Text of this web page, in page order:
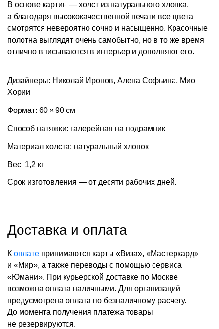
В основе картин — холст из натурального хлопка,
а благодаря высококачественной печати все цвета
смотрятся невероятно сочно и насыщенно. Красочные
полотна выглядят очень самобытно, но в то же время
отлично вписываются в интерьер и дополняют его.
Дизайнеры: Николай Иронов, Алена Софьина, Мио
Хории
Формат: 60 × 90 см
Способ натяжки: галерейная на подрамник
Материал холста: натуральный хлопок
Вес: 1,2 кг
Срок изготовления — от десяти рабочих дней.
Доставка и оплата
К оплате принимаются карты «Виза», «Мастеркард»
и «Мир», а также переводы с помощью сервиса
«Юмани». При курьерской доставке по Москве
возможна оплата наличными. Для организаций
предусмотрена оплата по безналичному расчету.
До момента получения платежа товары
не резервируются.